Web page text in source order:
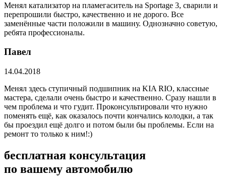
Менял катализатор на пламегаситель на Sportage 3, сварили и
перепрошили быстро, качественно и не дорого. Все
заменённые части положили в машину. Однозначно советую,
ребята профессионалы.
Павел
14.04.2018
Менял здесь ступичный подшипник на KIA RIO, классные
мастера, сделали очень быстро и качественно. Сразу нашли в
чем проблема и что гудит. Проконсультировали что нужно
поменять ещё, как оказалось почти кончались колодки, а так
бы проездил ещё долго и потом были бы проблемы. Если на
ремонт то только к ним!:)
бесплатная консультация
по вашему автомобилю